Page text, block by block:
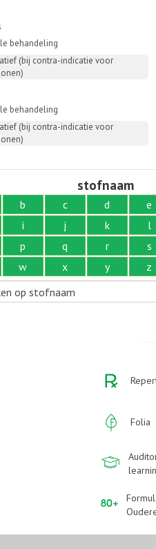
behandeling
(bij contra-indicatie voor
behandeling
(bij contra-indicatie voor
stofnaam
b c d e
i j k l
p q r s
w x y z
op stofnaam
Folia